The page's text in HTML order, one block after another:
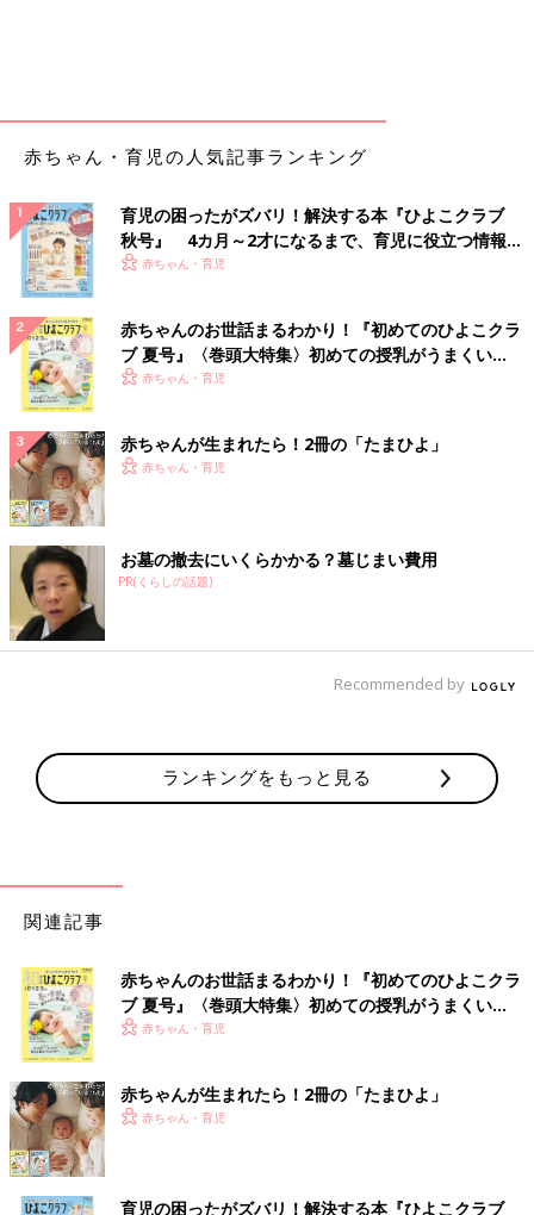
赤ちゃん・育児の人気記事ランキング
育児の困ったがズバリ！解決する本『ひよこクラブ
秋号』 4カ月～2才になるまで、育児に役立つ情報が
いっぱい！
赤ちゃん・育児
赤ちゃんのお世話まるわかり！『初めてのひよこクラ
ブ 夏号』〈巻頭大特集〉初めての授乳がうまくい
く！ おっぱい・ミルクの基本と夏のトラブル 解決テ
赤ちゃん・育児
赤ちゃんが生まれたら！2冊の「たまひよ」
赤ちゃん・育児
お墓の撤去にいくらかかる？墓じまい費用
PR(くらしの話題)
Recommended by
ランキングをもっと見る
関連記事
赤ちゃんのお世話まるわかり！『初めてのひよこクラ
ブ 夏号』〈巻頭大特集〉初めての授乳がうまくい
く！ おっぱい・ミルクの基本と夏のトラブル 解決テ
赤ちゃん・育児
赤ちゃんが生まれたら！2冊の「たまひよ」
赤ちゃん・育児
育児の困ったがズバリ！解決する本『ひよこクラブ